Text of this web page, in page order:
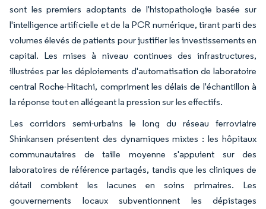
sont les premiers adoptants de l'histopathologie basée sur
l'intelligence artificielle et de la PCR numérique, tirant parti des
volumes élevés de patients pour justifier les investissements en
capital. Les mises à niveau continues des infrastructures,
illustrées par les déploiements d'automatisation de laboratoire
central Roche-Hitachi, compriment les délais de l'échantillon à
la réponse tout en allégeant la pression sur les effectifs.
Les corridors semi-urbains le long du réseau ferroviaire
Shinkansen présentent des dynamiques mixtes : les hôpitaux
communautaires de taille moyenne s'appuient sur des
laboratoires de référence partagés, tandis que les cliniques de
détail comblent les lacunes en soins primaires. Les
gouvernements locaux subventionnent les dépistages